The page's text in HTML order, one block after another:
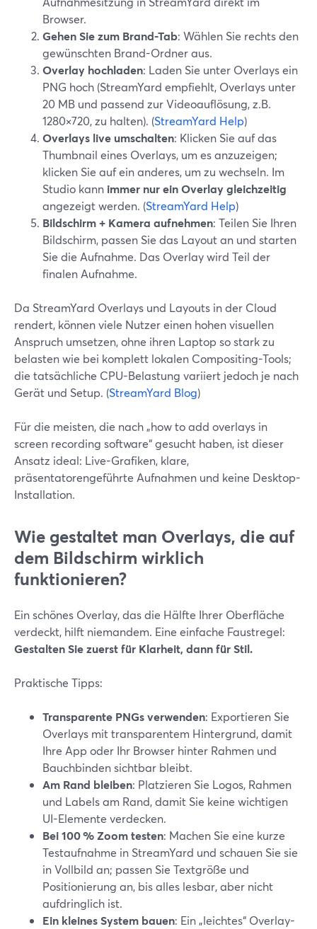
Browser.
Gehen Sie zum Brand-Tab: Wählen Sie rechts den
gewünschten Brand-Ordner aus.
Overlay hochladen: Laden Sie unter Overlays ein
PNG hoch (StreamYard empfiehlt, Overlays unter
20 MB und passend zur Videoauflösung, z.B.
1280×720, zu halten). (StreamYard Help)
Overlays live umschalten: Klicken Sie auf das
Thumbnail eines Overlays, um es anzuzeigen;
klicken Sie auf ein anderes, um zu wechseln. Im
Studio kann immer nur ein Overlay gleichzeitig
angezeigt werden. (StreamYard Help)
Bildschirm + Kamera aufnehmen: Teilen Sie Ihren
Bildschirm, passen Sie das Layout an und starten
Sie die Aufnahme. Das Overlay wird Teil der
finalen Aufnahme.
Da StreamYard Overlays und Layouts in der Cloud
rendert, können viele Nutzer einen hohen visuellen
Anspruch umsetzen, ohne ihren Laptop so stark zu
belasten wie bei komplett lokalen Compositing-Tools;
die tatsächliche CPU-Belastung variiert jedoch je nach
Gerät und Setup. (StreamYard Blog)
Für die meisten, die nach „how to add overlays in
screen recording software“ gesucht haben, ist dieser
Ansatz ideal: Live-Grafiken, klare,
präsentatorengeführte Aufnahmen und keine Desktop-
Installation.
Wie gestaltet man Overlays, die auf
dem Bildschirm wirklich
funktionieren?
Ein schönes Overlay, das die Hälfte Ihrer Oberfläche
verdeckt, hilft niemandem. Eine einfache Faustregel:
Gestalten Sie zuerst für Klarheit, dann für Stil.
Praktische Tipps:
Transparente PNGs verwenden: Exportieren Sie
Overlays mit transparentem Hintergrund, damit
Ihre App oder Ihr Browser hinter Rahmen und
Bauchbinden sichtbar bleibt.
Am Rand bleiben: Platzieren Sie Logos, Rahmen
und Labels am Rand, damit Sie keine wichtigen
UI-Elemente verdecken.
Bei 100 % Zoom testen: Machen Sie eine kurze
Testaufnahme in StreamYard und schauen Sie sie
in Vollbild an; passen Sie Textgröße und
Positionierung an, bis alles lesbar, aber nicht
aufdringlich ist.
Ein kleines System bauen: Ein „leichtes“ Overlay-